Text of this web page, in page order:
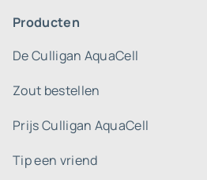
Producten
De Culligan AquaCell
Zout bestellen
Prijs Culligan AquaCell
Tip een vriend